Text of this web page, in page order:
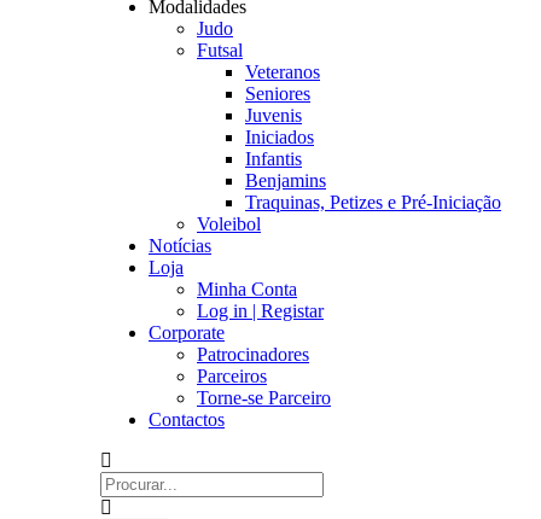
Modalidades
Judo
Futsal
Veteranos
Seniores
Juvenis
Iniciados
Infantis
Benjamins
Traquinas, Petizes e Pré-Iniciação
Voleibol
Notícias
Loja
Minha Conta
Log in | Registar
Corporate
Patrocinadores
Parceiros
Torne-se Parceiro
Contactos